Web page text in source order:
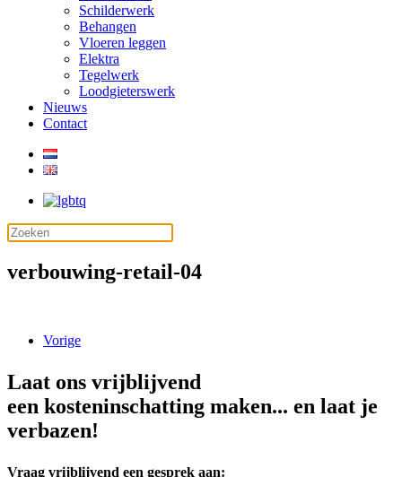
Schilderwerk
Behangen
Vloeren leggen
Elektra
Tegelwerk
Loodgieterswerk
Nieuws
Contact
verbouwing-retail-04
Vorige
Laat ons vrijblijvend
een kosteninschatting maken... en laat je
verbazen!
Vraag vrijblijvend een gesprek aan: